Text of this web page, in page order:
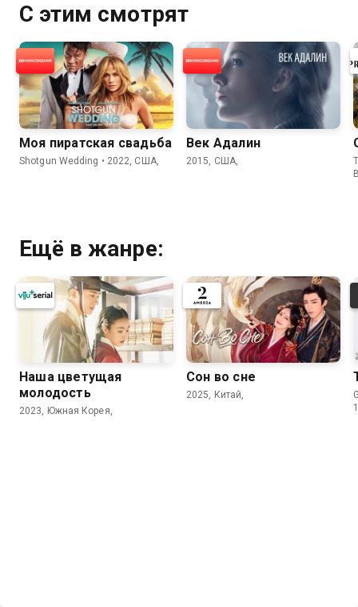
С этим смотрят
Моя пиратская свадьба
Shotgun Wedding • 2022, США,
Век Адалин
2015, США,
Ещё в жанре:
Наша цветущая
молодость
2023, Южная Корея,
Сон во сне
2025, Китай,